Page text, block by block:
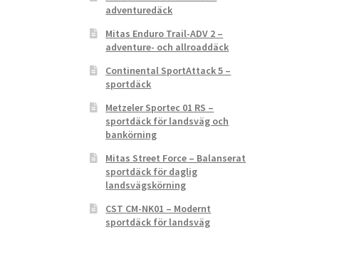
adventuredäck
Mitas Enduro Trail-ADV 2 –
adventure- och allroaddäck
Continental SportAttack 5 –
sportdäck
Metzeler Sportec 01 RS –
sportdäck för landsväg och
bankörning
Mitas Street Force – Balanserat
sportdäck för daglig
landsvägskörning
CST CM-NK01 – Modernt
sportdäck för landsväg